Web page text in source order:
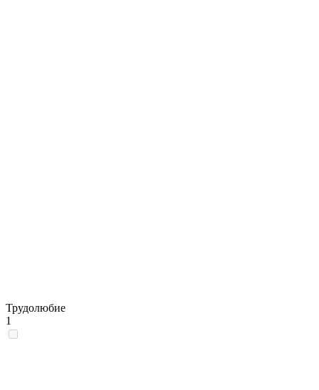
Трудолюбие
1